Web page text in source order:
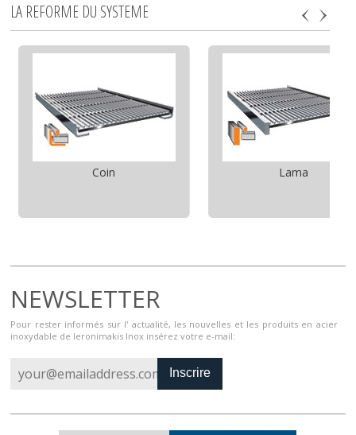
LA REFORME DU SYSTEME
Coin Lama
NEWSLETTER
Pour rester informés sur l' actualité, les nouvelles et les produits en acier
inoxydable de Ieronimakis Inox insérez votre e-mail:
Inscrire